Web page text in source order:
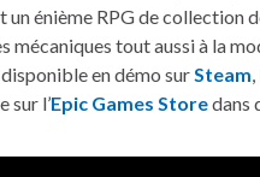
un énième RPG de collection
mécaniques tout aussi à la
en démo sur Steam
sur l’Epic Games Storedans